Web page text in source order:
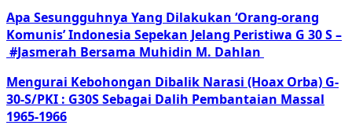
Apa Sesungguhnya Yang Dilakukan ‘Orang-orang
Komunis’ Indonesia Sepekan Jelang Peristiwa G 30 S –
#Jasmerah Bersama Muhidin M. Dahlan
Mengurai Kebohongan Dibalik Narasi (Hoax Orba) G-
30-S/PKI : G30S Sebagai Dalih Pembantaian Massal
1965-1966